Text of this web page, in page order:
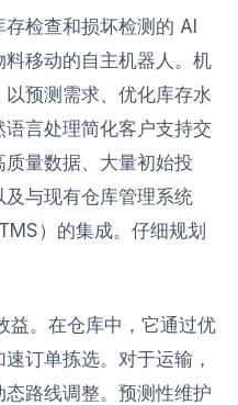
检查和损坏检测的 AI
移动的自主机器人。机
预测需求、优化库存水
言处理简化客户支持交
量数据、大量初始投
与现有仓库管理系统
）的集成。仔细规划
益。在仓库中，它通过优
订单拣选。对于运输，
路线调整。预测性维护